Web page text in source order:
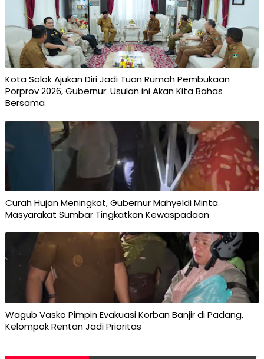
Kota Solok Ajukan Diri Jadi Tuan Rumah Pembukaan
Porprov 2026, Gubernur: Usulan ini Akan Kita Bahas
Bersama
Curah Hujan Meningkat, Gubernur Mahyeldi Minta
Masyarakat Sumbar Tingkatkan Kewaspadaan
Wagub Vasko Pimpin Evakuasi Korban Banjir di Padang,
Kelompok Rentan Jadi Prioritas